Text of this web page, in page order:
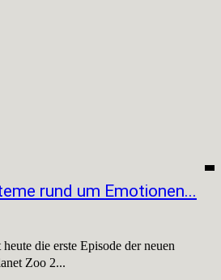
rund um Emotionen...
die erste Episode der neuen
Zoo 2...